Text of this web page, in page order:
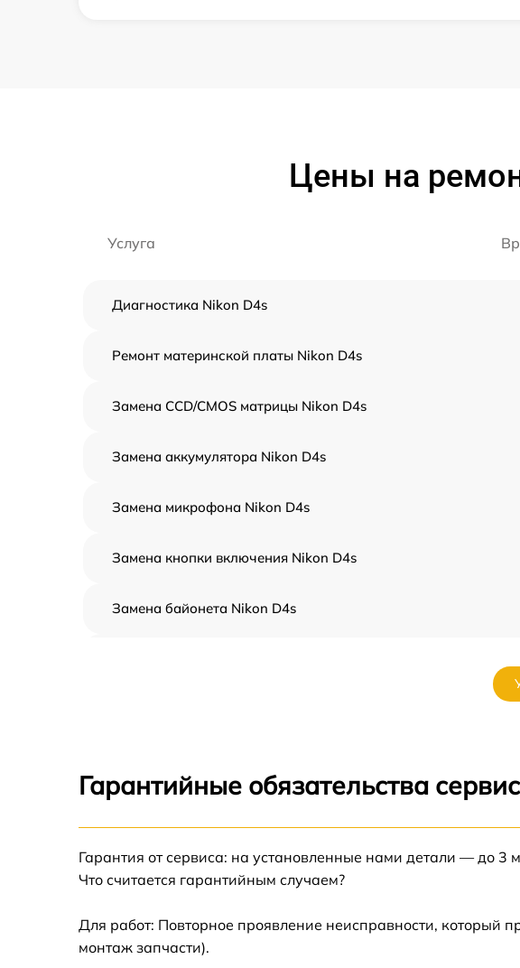
Цены на
Услуга
Диагностика Nikon D4s
Ремонт материнской платы Nikon D4s
Замена CCD/CMOS матрицы Nikon D4s
Замена аккумулятора Nikon D4s
Замена микрофона Nikon D4s
Замена кнопки включения Nikon D4s
Замена байонета Nikon D4s
Замена затвора Nikon D4s
Гарантийные обязательства
Гарантия от сервиса: на установленные нами детали — до 3
Что считается гарантийным случаем?
Для работ: Повторное проявление неисправности, который
монтаж запчасти).